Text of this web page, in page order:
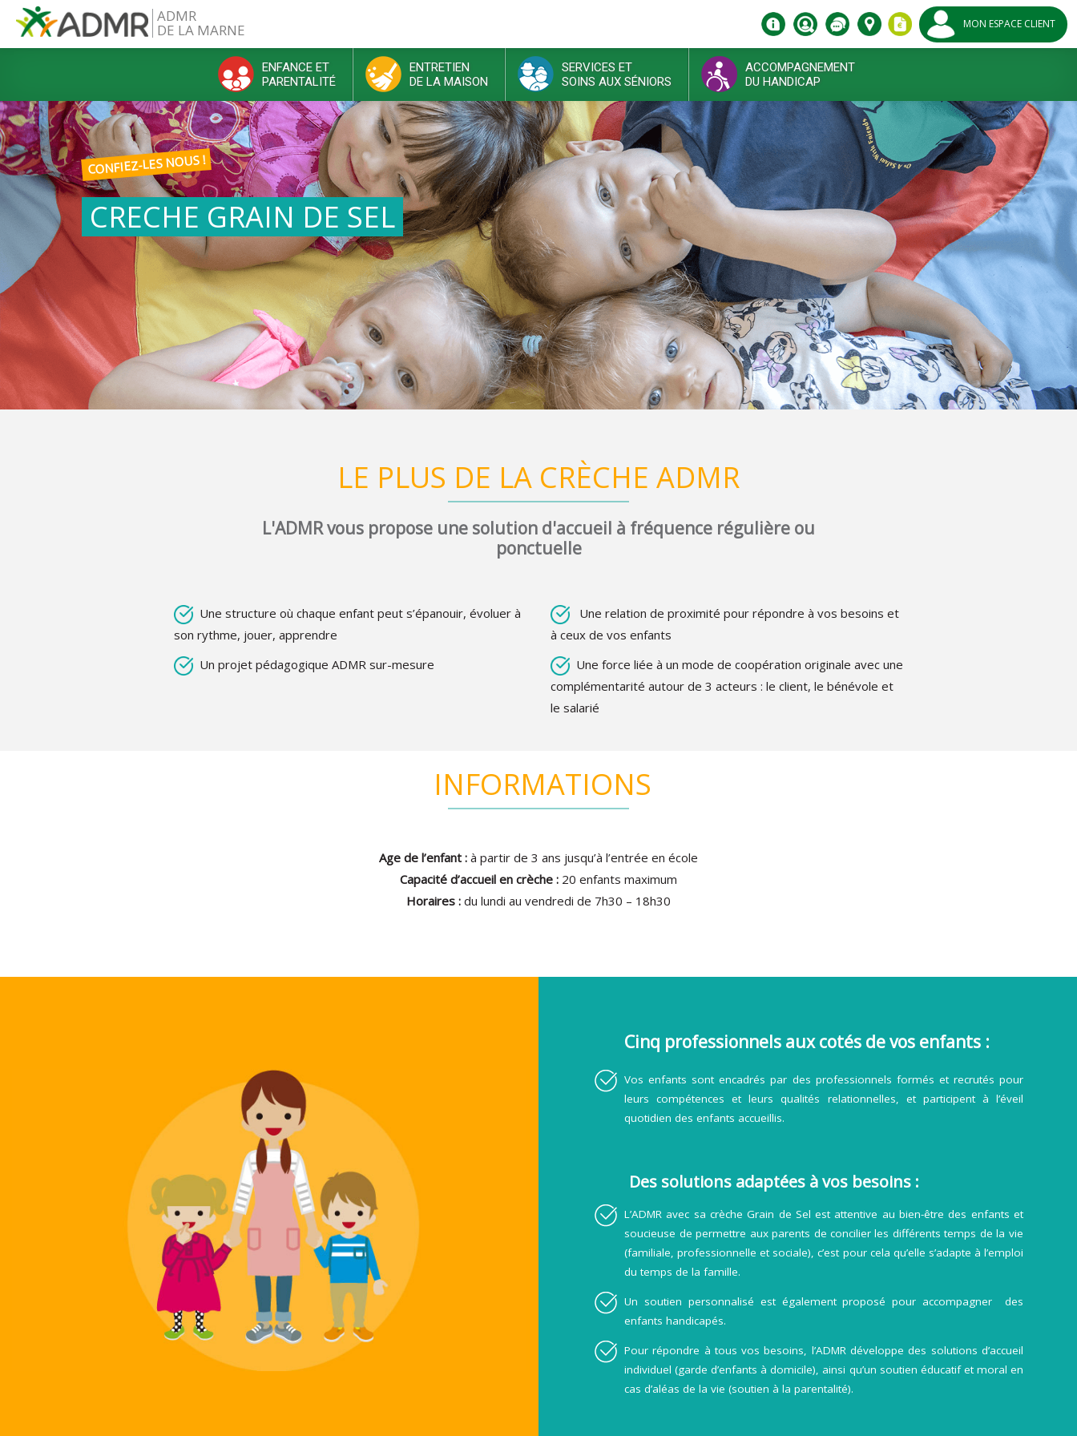
Aller au contenu principal ADMR
DE LA MARNE MON ESPACE CLIENT
ENFANCE ET
PARENTALITÉ
ENTRETIEN
DE LA MAISON
SERVICES ET
SOINS AUX SÉNIORS
ACCOMPAGNEMENT
DU HANDICAP
Menu principal
CONFIEZ-LES NOUS !
CRECHE GRAIN DE SEL
LE PLUS DE LA CRÈCHE ADMR
L'ADMR vous propose une solution d'accueil à fréquence régulière ou
ponctuelle
Une structure où chaque enfant peut s’épanouir, évoluer à
son rythme, jouer, apprendre
Un projet pédagogique ADMR sur-mesure
Une relation de proximité pour répondre à vos besoins et
à ceux de vos enfants
Une force liée à un mode de coopération originale avec une
complémentarité autour de 3 acteurs : le client, le bénévole et
le salarié
INFORMATIONS
Age de l’enfant : à partir de 3 ans jusqu’à l’entrée en école
Capacité d’accueil en crèche : 20 enfants maximum
Horaires : du lundi au vendredi de 7h30 – 18h30
Cinq professionnels aux cotés de vos enfants :
Vos enfants sont encadrés par des professionnels formés et recrutés pour
leurs compétences et leurs qualités relationnelles, et participent à l’éveil
quotidien des enfants accueillis.
Des solutions adaptées à vos besoins :
L’ADMR avec sa crèche Grain de Sel est attentive au bien-être des enfants et
soucieuse de permettre aux parents de concilier les différents temps de la vie
(familiale, professionnelle et sociale), c’est pour cela qu’elle s’adapte à l’emploi
du temps de la famille.
Un soutien personnalisé est également proposé pour accompagner des
enfants handicapés.
Pour répondre à tous vos besoins, l’ADMR développe des solutions d’accueil
individuel (garde d’enfants à domicile), ainsi qu’un soutien éducatif et moral en
cas d’aléas de la vie (soutien à la parentalité).